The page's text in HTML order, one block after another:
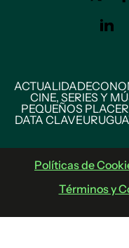
ACTUALIDAD
CINE, SERIES Y
PEQUEÑOS
DATA CLAVE
Políticas de
Términos y